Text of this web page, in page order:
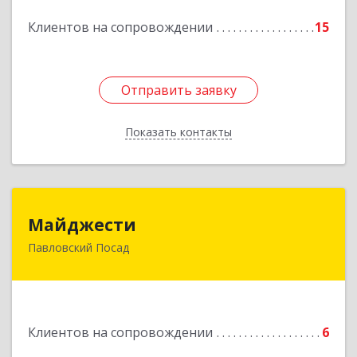
Клиентов на сопровождении 15
Отправить заявку
Показать контакты
Отправить заявку
Назад
Майджести
Павловский Посад
Клиентов на сопровождении 6
142502, Московская обл, Павлово-Посадский р-
Подробнее